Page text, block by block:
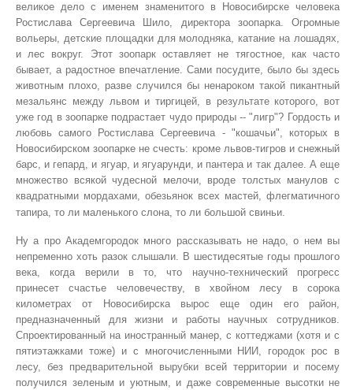
великое дело с именем знаменитого в Новосибирске человека
Ростислава Сергеевича Шило, директора зоопарка. Огромные
вольеры, детские площадки для молодняка, катание на лошадях,
и лес вокруг. Этот зоопарк оставляет не тягостное, как часто
бывает, а радостное впечатление. Сами посудите, было бы здесь
животным плохо, разве случился бы ненароком такой пикантный
мезальянс между львом и тиргицей, в результате которого, вот
уже год в зоопарке подрастает чудо природы -- "лигр"? Гордость и
любовь самого Ростислава Сергеевича - "кошачьи", которых в
Новосибирском зоопарке не счесть: кроме львов-тигров и снежный
барс, и гепард, и ягуар, и ягуарунди, и пантера и так далее. А еще
множество всякой чудесной мелочи, вроде толстых манулов с
квадратными мордахами, обезьянок всех мастей, флегматичного
тапира, то ли маленького слона, то ли большой свиньи.
Ну а про Академгородок много рассказывать не надо, о нем вы
непременно хоть разок слышали. В шестидесятые годы прошлого
века, когда верили в то, что научно-технический прогресс
принесет счастье человечеству, в хвойном лесу в сорока
километрах от Новосибирска вырос еще один его район,
предназначенный для жизни и работы научных сотрудников.
Спроектированный на иностранный манер, с коттеджами (хотя и с
пятиэтажками тоже) и с многочисленными НИИ, городок рос в
лесу, без предварительной вырубки всей территории и посему
получился зеленым и уютным, и даже современные высотки не